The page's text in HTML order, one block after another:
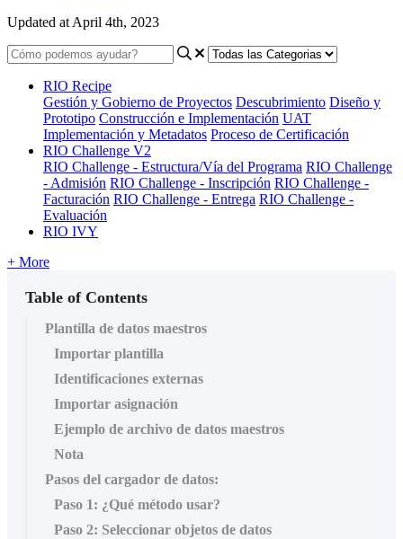
Updated at April 4th, 2023
RIO Recipe
Gestión y Gobierno de Proyectos Descubrimiento Diseño y
Prototipo Construcción e Implementación UAT
Implementación y Metadatos Proceso de Certificación
RIO Challenge V2
RIO Challenge - Estructura/Vía del Programa RIO Challenge
- Admisión RIO Challenge - Inscripción RIO Challenge -
Facturación RIO Challenge - Entrega RIO Challenge -
Evaluación
RIO IVY
+ More
Table of Contents
Plantilla de datos maestros
Importar plantilla
Identificaciones externas
Importar asignación
Ejemplo de archivo de datos maestros
Nota
Pasos del cargador de datos:
Paso 1: ¿Qué método usar?
Paso 2: Seleccionar objetos de datos